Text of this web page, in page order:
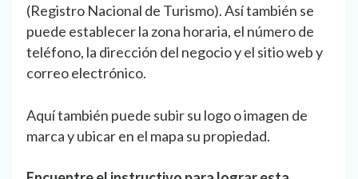
(Registro Nacional de Turismo). Así también se
puede establecer la zona horaria, el número de
teléfono, la dirección del negocio y el sitio web y
correo electrónico.
Aquí también puede subir su logo o imagen de
marca y ubicar en el mapa su propiedad.